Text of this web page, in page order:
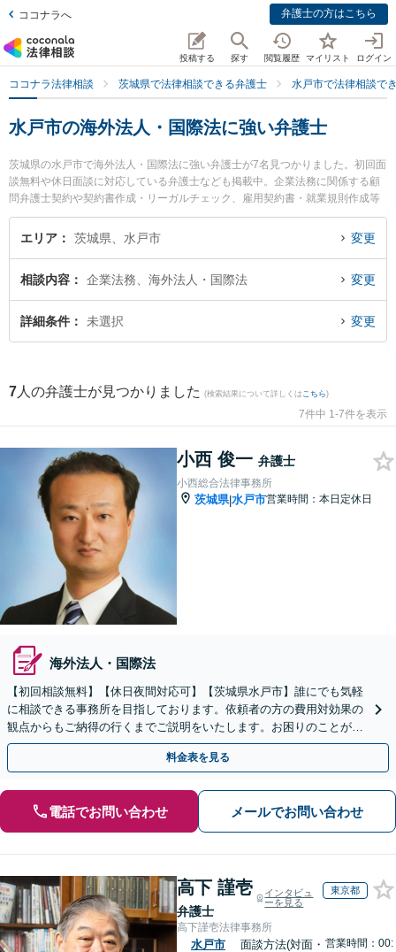
ココナラへ 弁護士の方はこちら
投稿する 探す 閲覧履歴 マイリスト ログイン
ココナラ法律相談 茨城県で法律相談できる弁護士 水戸市で法律相談で
水戸市の海外法人・国際法に強い弁護士
茨城県の水戸市で海外法人・国際法に強い弁護士が7名見つかりました。初回面
談無料や休日面談に対応している弁護士なども掲載中。企業法務に関係する顧
問弁護士契約や契約書作成・リーガルチェック、雇用契約書・就業規則作成等
の細かな分野での絞り込み検索もでき便利です。特に小西総合法律事務所の小
西 俊一弁護士やベリーベスト法律事務所 水戸オフィスの出縄 絢弁護士、ベリ
法人・国際法のトラブルを今すぐに弁護士に相談したい』『海外法人・国際法
のトラブル解決の実績豊富な近くの弁護士を検索したい』『初回相談無料で海
外法人・国際法を法律相談できる水戸市内の弁護士に相談予約したい』などで
エリア 茨城県、水戸市 変更
相談内容 企業法務、海外法人・国際法 変更
詳細条件 未選択 変更
7 人の弁護士が見つかりました (検索結果について詳しくは こちら)
7件中 1-7件を表示
小西 俊一 弁護士
小西総合法律事務所
茨城県|水戸市営業時間：本日定休日
海外法人・国際法
【初回相談無料】【休日夜間対応可】【茨城県水戸市】誰にでも気軽
に相談できる事務所を目指しております。依頼者の方の費用対効果の
観点からもご納得の行くまでご説明をいたします。お困りのことがご
ざいましたらお気軽にご相談ください。
料金表を見る
電話でお問い合わせ メールでお問い合わせ
高下 謹壱
弁護士
インタビュ
ーを見る
東京都
高下謹壱法律事務所
水戸市
面談方法(対面・ 営業時間：00: